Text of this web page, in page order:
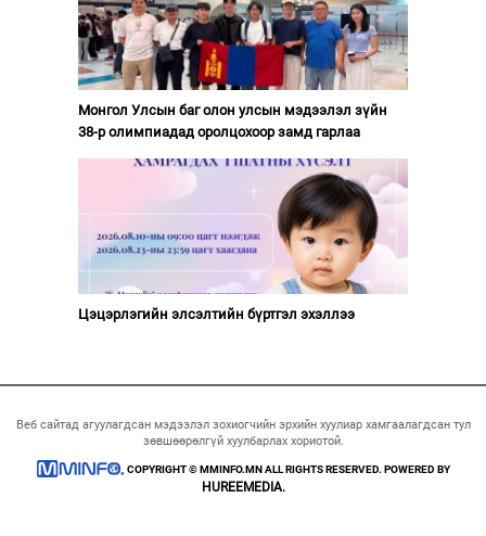
Монгол Улсын баг олон улсын мэдээлэл зүйн
38-р олимпиадад оролцохоор замд гарлаа
Цэцэрлэгийн элсэлтийн бүртгэл эхэллээ
Веб сайтад агуулагдсан мэдээлэл зохиогчийн эрхийн хуулиар хамгаалагдсан тул
зөвшөөрөлгүй хуулбарлах хориотой.
COPYRIGHT © MMINFO.MN ALL RIGHTS RESERVED. POWERED BY
HUREEMEDIA.